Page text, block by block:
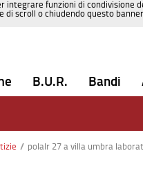
funzioni di condivisione
scroll o chiudendo questo
B.U.R. Bandi
/ polalr 27 a villa umbra